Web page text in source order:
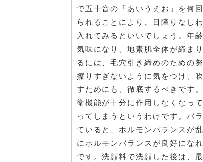
で五十音の「あいうえお」を何
られることにより、目障りなし
入れてみるといいでしょう。年
気味になり、地素肌全体が締ま
るには、毛穴引き締めのための
擦りすぎないように気をつけ、
すためにも、徹底するべきです
衛機能が十分に作用しなくなっ
ってしまうというわけです。バ
ていると、ホルモンバランスが
にホルモンバランスが良好にな
です。洗顔料で洗顔した後は、